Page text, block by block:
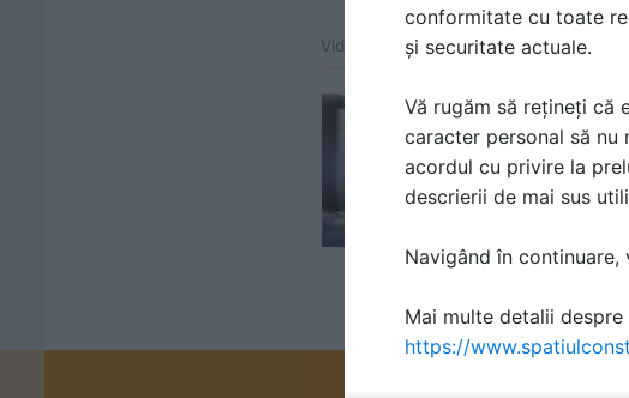
Video atașat la gama de produse
conformitate cu toate
și securitate actuale.
Vă rugăm să rețineți că
caracter personal să nu
acordul cu privire la
descrierii de mai sus
Navigând în
Mai multe detalii
https://